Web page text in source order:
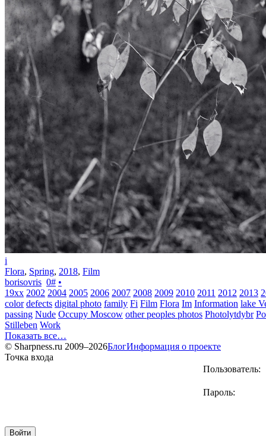
i
Flora, Spring, 2018, Film
borisovris 0# •
19xx 2002 2004 2005 2006 2007 2008 2009 2010 2011 2012 2013
color defects digital photo family Fi Film Flora Im Information lake
passing Nude Occupy Moscow other peoples photos Photolytdybr
Stilleben Work
Показать все…
© Sharpness.ru 2009–2026БлогИнформация о проекте
Точка входа
Пользователь:
Пароль: